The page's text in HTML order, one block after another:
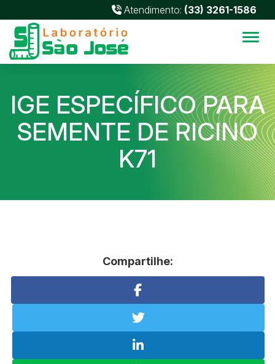
Atendimento: (33) 3261-1586
IGE ESPECÍFICO PARA
SEMENTE DE RICINO
K71
Compartilhe: